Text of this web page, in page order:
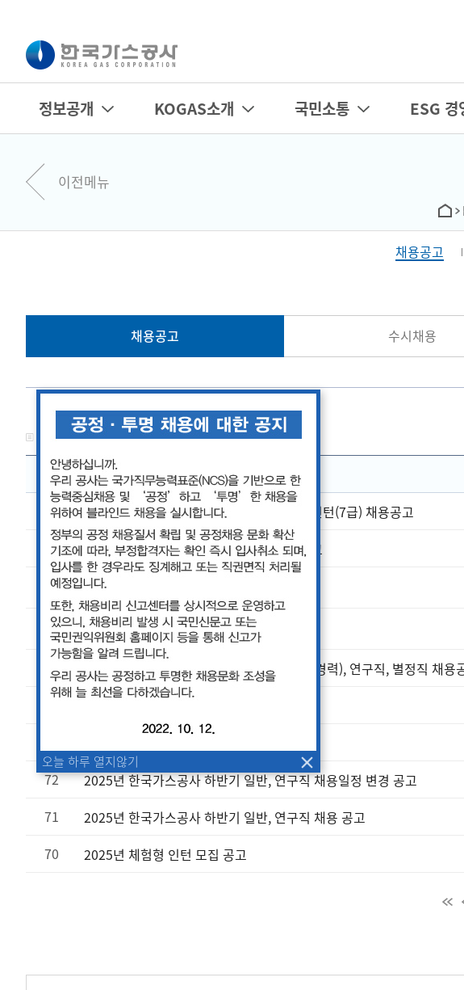
정보공개 KOGAS소개 국민소통 ESG 경
이전메뉴
채용공고
채용공고 수시채용
오늘 하루 열지않기
총게시물 :79 페이지 :1/8
번호 제목
79
2026년 한국가스공사 하반기 고졸 채용형 인턴(7급) 채용공고
78
2026년 한국가스공사 체험형 인턴 모집 공고
77 한국가스공사 비상임이사 초빙 공고
76 한국가스공사 사장 초빙 공고
75
2026년 한국가스공사 상반기 일반직(신입, 경력), 연구직, 별정직 채용
72
2025년 한국가스공사 하반기 일반, 연구직 채용일정 변경 공고
71
2025년 한국가스공사 하반기 일반, 연구직 채용 공고
70
2025년 체험형 인턴 모집 공고
처음페이